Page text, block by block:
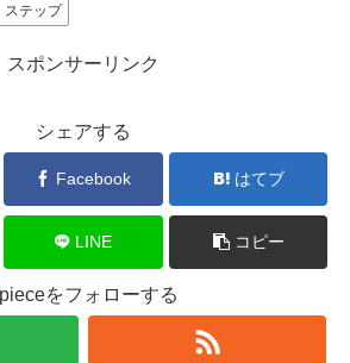
ステップ
スポンサーリンク
シェアする
Facebook はてブ
LINE コピー
をフォローする